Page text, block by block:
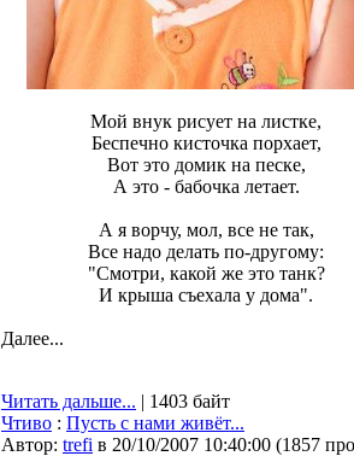
Мой внук рисует на листке,
Беспечно кисточка порхает,
Вот это домик на песке,
А это - бабочка летает.
А я ворчу, мол, все не так,
Все надо делать по-другому:
"Смотри, какой же это танк?
И крыша съехала у дома".
Далее...
Читать дальше... | 1403 байт
Чтиво : Пусть с нами живёт...
Автор: trefi в 20/10/2007 10:40:00 (1857